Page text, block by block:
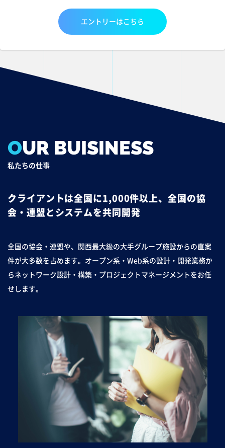
エントリーはこちら
OUR BUISINESS
私たちの仕事
クライアントは全国に1,000件以上、全国の協
会・連盟とシステムを共同開発
全国の協会・連盟や、関西最大級の大手グループ施設からの直案
件が大多数を占めます。オープン系・Web系の設計・開発業務か
らネットワーク設計・構築・プロジェクトマネージメントをお任
せします。